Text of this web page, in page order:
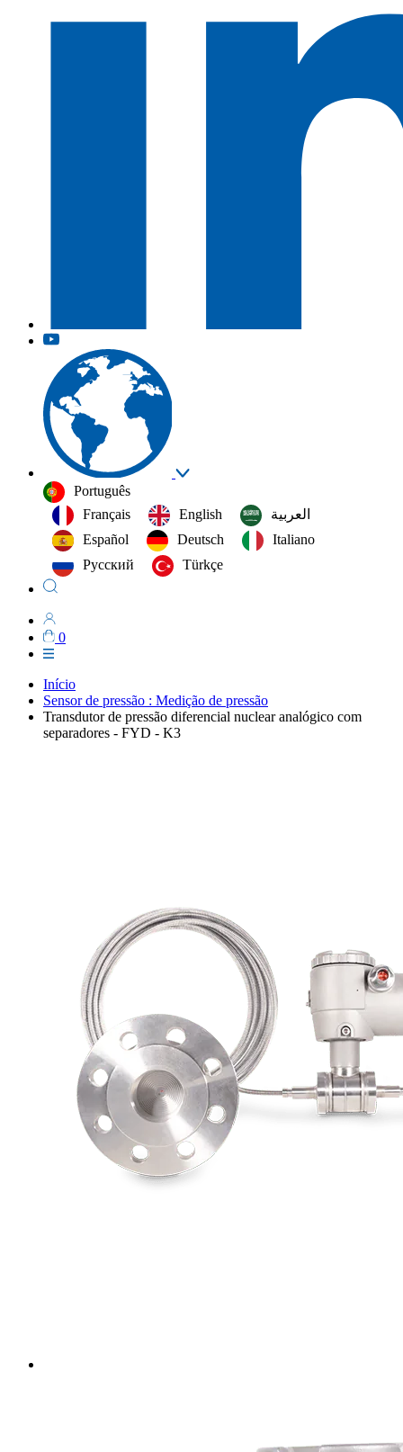
Português
Français
English
العربية‏
Español
Deutsch
Italiano
Русский
Türkçe
0
Início
Sensor de pressão : Medição de pressão
Transdutor de pressão diferencial nuclear analógico com
separadores - FYD - K3